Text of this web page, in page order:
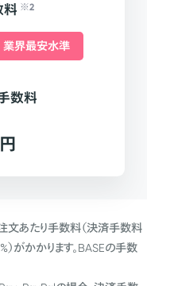
料 ※2
業界最安水準
数料
円
文あたり手数料（決済手数料
がかかります。BASEの手数